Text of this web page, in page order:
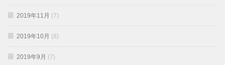
2019年11月 (7)
2019年10月 (8)
2019年9月 (7)